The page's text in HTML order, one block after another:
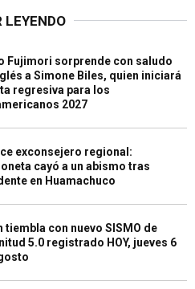
LEYENDO
Fujimori sorprende con saludo
a Simone Biles, quien iniciará
regresiva para los
2027
exconsejero regional:
cayó a un abismo tras
en Huamachuco
tiembla con nuevo SISMO de
5.0 registrado HOY, jueves 6